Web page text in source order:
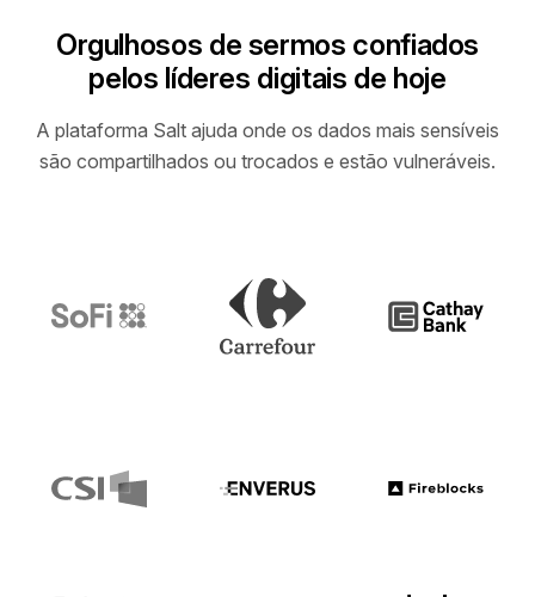
Orgulhosos de sermos confiados
pelos líderes digitais de hoje
A plataforma Salt ajuda onde os dados mais sensíveis
são compartilhados ou trocados e estão vulneráveis.